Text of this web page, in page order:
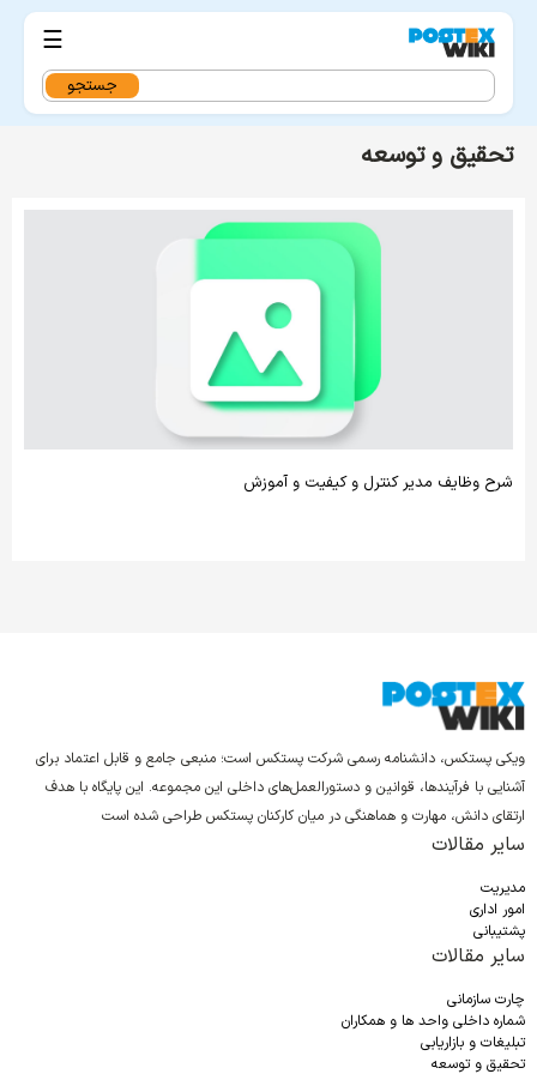
☰
جستجو
برای:
تحقیق و توسعه
شرح وظایف مدیر کنترل و کیفیت و آموزش
ویکی پستکس، دانشنامه رسمی شرکت پستکس است؛ منبعی جامع و قابل اعتماد برای
آشنایی با فرآیندها، قوانین و دستورالعمل‌های داخلی این مجموعه. این پایگاه با هدف
ارتقای دانش، مهارت و هماهنگی در میان کارکنان پستکس طراحی شده است
سایر مقالات
مدیریت
امور اداری
پشتیبانی
سایر مقالات
چارت سازمانی
شماره داخلی واحد ها و همکاران
تبلیغات و بازاریابی
تحقیق و توسعه